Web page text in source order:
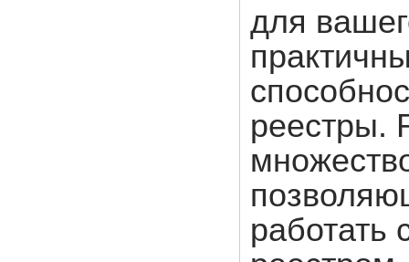
для
реестры.
работать